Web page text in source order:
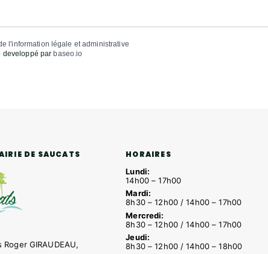
l'information légale et administrative
developpé par baseo.io
DE SAUCATS
GIRAUDEAU,
HORAIRES
Lundi:
14h00 – 17h00
Mardi:
8h30 – 12h00 / 14h00 – 17h00
Mercredi:
8h30 – 12h00 / 14h00 – 17h00
Jeudi:
8h30 – 12h00 / 14h00 – 18h00